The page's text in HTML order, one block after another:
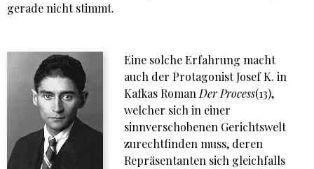
gerade nicht stimmt.
Eine solche Erfahrung macht
auch der Protagonist Josef K. in
Kafkas RomanDer Process(13),
welcher sich in einer
sinnverschobenen Gerichtswelt
zurechtfinden muss, deren
Repräsentanten sich gleichfalls